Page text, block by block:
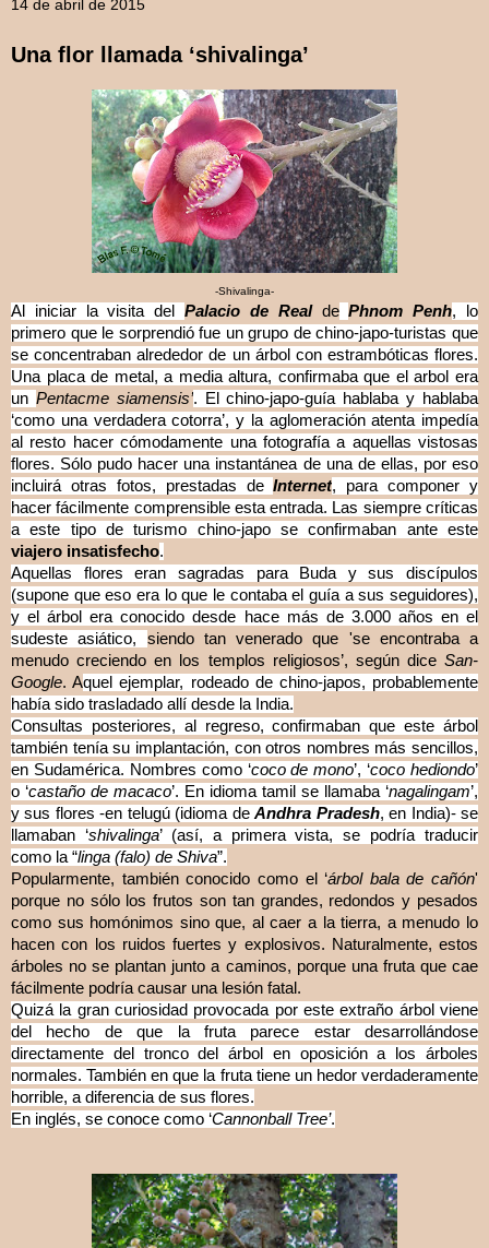
14 de abril de 2015
Una flor llamada ‘shivalinga’
-Shivalinga-
Al iniciar la visita delPalacio de Real de Phnom Penh, lo
primero que le sorprendió fue un grupo de chino-japo-turistas que
se concentraban alrededor de un árbol con estrambóticas flores.
Una placa de metal, a media altura, confirmaba que el arbol era
un Pentacme siamensis’. El chino-japo-guía hablaba y hablaba
‘como una verdadera cotorra’, y la aglomeración atenta impedía
al resto hacer cómodamente una fotografía a aquellas vistosas
flores. Sólo pudo hacer una instantánea de una de ellas, por eso
incluirá otras fotos, prestadas deInternet, para componer y
hacer fácilmente comprensible esta entrada. Las siempre críticas
a este tipo de turismo chino-japo se confirmaban ante este
viajero insatisfecho.
Aquellas flores eran sagradas para Buda y sus discípulos
(supone que eso era lo que le contaba el guía a sus seguidores),
y el árbol era conocido desde hace más de 3.000 años en el
sudeste asiático, siendo tan venerado que 'se encontraba a
menudo creciendo en los templos religiosos’, según dice San-
Google. Aquel ejemplar, rodeado de chino-japos, probablemente
había sido trasladado allí desde la India.
Consultas posteriores, al regreso, confirmaban que este árbol
también tenía su implantación, con otros nombres más sencillos,
en Sudamérica. Nombres como ‘coco de mono’, ‘coco hediondo’
o ‘castaño de macaco’. En idioma tamil se llamaba ‘nagalingam’,
y sus flores -en telugú (idioma deAndhra Pradesh, en India)- se
llamaban ‘shivalinga’ (así, a primera vista, se podría traducir
como la “linga (falo) de Shiva”.
Popularmente, también conocido como el ‘árbol bala de cañón'
porque no sólo los frutos son tan grandes, redondos y pesados
como sus homónimos sino que, al caer a la tierra, a menudo lo
hacen con los ruidos fuertes y explosivos. Naturalmente, estos
árboles no se plantan junto a caminos, porque una fruta que cae
fácilmente podría causar una lesión fatal.
Quizá la gran curiosidad provocada por este extraño árbol viene
del hecho de que la fruta parece estar desarrollándose
directamente del tronco del árbol en oposición a los árboles
normales. También en que la fruta tiene un hedor verdaderamente
horrible, a diferencia de sus flores.
En inglés, se conoce como ‘Cannonball Tree’.